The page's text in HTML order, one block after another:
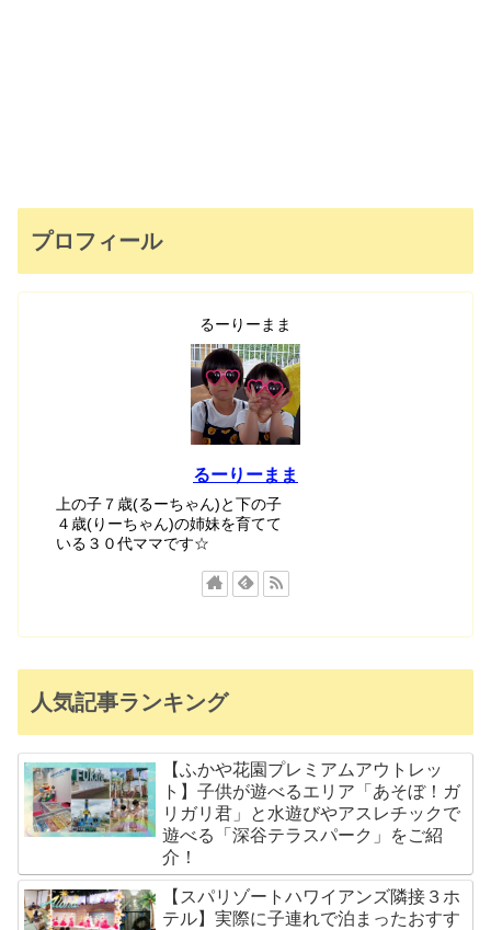
プロフィール
るーりーまま
るーりーまま
上の子７歳(るーちゃん)と下の子
４歳(りーちゃん)の姉妹を育てて
いる３０代ママです☆
人気記事ランキング
【ふかや花園プレミアムアウトレッ
ト】子供が遊べるエリア「あそぼ！ガ
リガリ君」と水遊びやアスレチックで
遊べる「深谷テラスパーク」をご紹
介！
【スパリゾートハワイアンズ隣接３ホ
テル】実際に子連れで泊まったおすす